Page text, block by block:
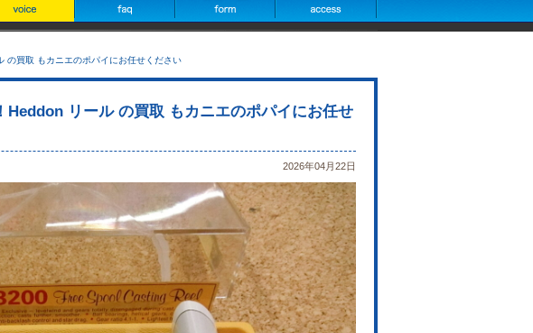
の買取 もカニエのポパイにお任せください
リール の買取 もカニエのポパイにお任せ
2026年04月22日